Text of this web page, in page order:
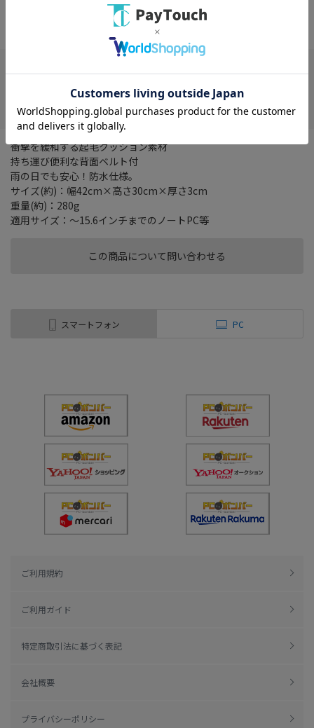
この商品について問い合わせる
在庫がありません
衝撃を緩和する起毛クッション素材
持ち運び便利な背面ベルト付
雨の日でも安心！防水仕様。
サイズ(約)：幅42cm×高さ30cm×厚さ3cm
重量(約)：280g
適用サイズ：～15.6インチまでのノートPC等
スマートフォン PC
ご利用規約
ご利用ガイド
特定商取引法に基づく表記
会社概要
プライバシーポリシー